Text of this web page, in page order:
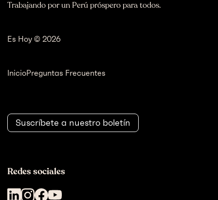
Trabajando por un Perú próspero para todos.
Es Hoy © 2026
InicioPreguntas Frecuentes
Suscríbete a nuestro boletín
Redes sociales